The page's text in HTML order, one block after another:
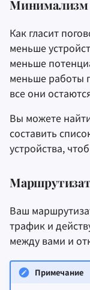
Минимализм
Как гласит
меньше
меньше
меньше работы
все они
Вы можете
составить
устройства,
Ваш
трафик и
между вами и
Примечание